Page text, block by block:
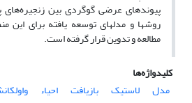
پیوندهای عرضی گوگردی بین زنجیره‌های
روشها و مدلهای توسعه یافته برای این
مطالعه و تدوین قرار گرفته است.
کلیدواژه‌ها
مدل
لاستیک بازیافت احیاء